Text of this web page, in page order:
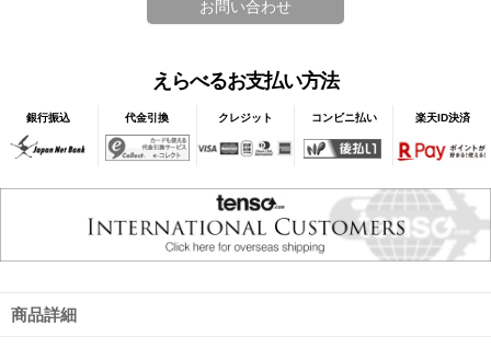
えらべるお支払い方法
銀行振込 代金引換 クレジット コンビニ払い 楽天ID決済
商品詳細